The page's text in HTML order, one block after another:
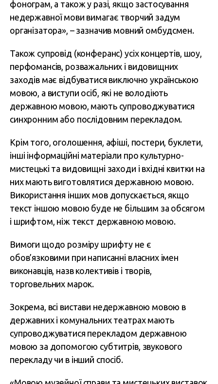
фонограм, а також у разі, якщо застосування
недержавної мови вимагає творчий задум
організатора», – зазначив мовний омбудсмен.
Також супровід (конферанс) усіх концертів, шоу,
перфомансів, розважальних і видовищних
заходів має відбуватися виключно українською
мовою, а виступи осіб, які не володіють
державною мовою, мають супроводжуватися
синхронним або послідовним перекладом.
Крім того, оголошення, афіші, постери, буклети,
інші інформаційні матеріали про культурно-
мистецькі та видовищні заходи і вхідні квитки на
них мають виготовлятися державною мовою.
Використання інших мов допускається, якщо
текст іншою мовою буде не більшим за обсягом
і шрифтом, ніж текст державною мовою.
Вимоги щодо розміру шрифту не є
обов’язковими при написанні власних імен
виконавців, назв колективів і творів,
торговельних марок.
Зокрема, всі вистави недержавною мовою в
державних і комунальних театрах мають
супроводжуватися перекладом державною
мовою за допомогою субтитрів, звукового
перекладу чи в інший спосіб.